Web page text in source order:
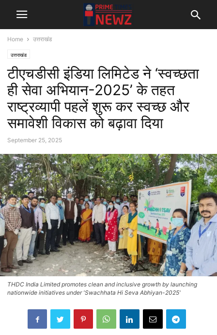
Home उत्तराखंड
उत्तराखंड
टीएचडीसी इंडिया लिमिटेड ने ‘स्वच्छता
ही सेवा अभियान-2025’ के तहत
राष्ट्रव्यापी पहलें शुरू कर स्वच्छ और
समावेशी विकास को बढ़ावा दिया
September 25, 2025
THDC India Limited promotes clean and inclusive growth by launching
nationwide initiatives under 'Swachhata Hi Seva Abhiyan-2025'